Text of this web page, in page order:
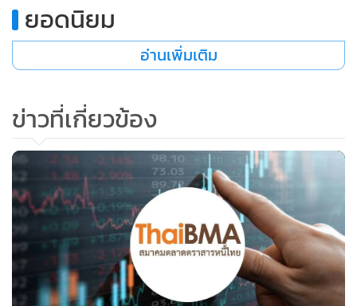
นางสาวอริยา ติรณะประกิจ รองกรรมการผู้จัดการ ThaiBMA
ล้านบาทตามที่ได้ปรับประมาณการแล้ว โดยคาดว่าในไตรมาส
4/68 จะมีการออกหุ้นกู้ทดแทนหุ้นกู้ที่ครบกำหนดในไตรมาส
4/68 ทีมีการครบกำหนด 218,777 ล้านบาท แบ่งเป็นหุ้นกู้ระดับ
Investment Grad 194,397 ล้านบาท อาทิ CRC , LH , CPAXT,
CPF ,PTT, BCP เป็นต้น ส่วน High yield มีมูลค่า 24,381 ล้าน
บาท
ทั้งนี้ในช่วง 1-3 ต.ค. มีมูลค่าหุ้นกู้ออกใหม่ 7.5 หมื่นล้านบาท
และคาดว่าในเดือนต.ค.มูลค่าหุ้นกู้ออกใหม่น่าจะใกล้ 1 แสนล้าน
ยอดนิยม
อ่านเพิ่มเติม
ข่าวที่เกี่ยวข้อง